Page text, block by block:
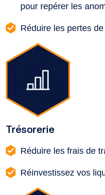
pour repérer les
Réduire les pertes
Trésorerie
Réduire les frais de
Réinvestissez vos